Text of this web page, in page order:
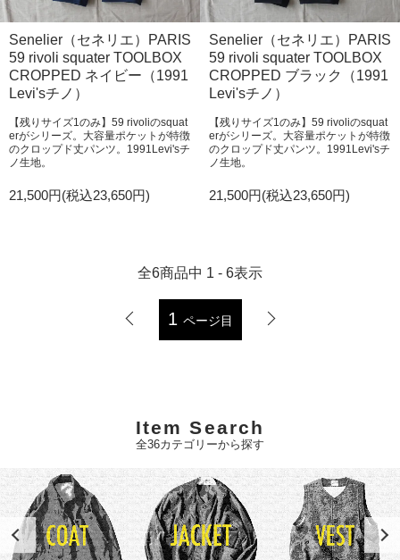
Senelier（セネリエ）PARIS
59 rivoli squater TOOLBOX
CROPPED ネイビー（1991
Levi'sチノ）
【残りサイズ1のみ】59 rivoliのsquat
erがシリーズ。大容量ポケットが特徴
のクロップド丈パンツ。1991Levi'sチ
ノ生地。
21,500円(税込23,650円)
Senelier（セネリエ）PARIS
59 rivoli squater TOOLBOX
CROPPED ブラック（1991
Levi'sチノ）
【残りサイズ1のみ】59 rivoliのsquat
erがシリーズ。大容量ポケットが特徴
のクロップド丈パンツ。1991Levi'sチ
ノ生地。
21,500円(税込23,650円)
全6商品中 1 - 6表示
1 ページ目
Item Search
全36カテゴリーから探す